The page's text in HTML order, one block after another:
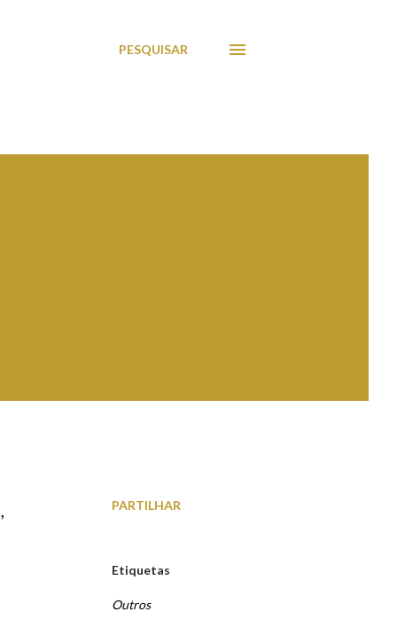
PESQUISAR
PARTILHAR
Etiquetas
Outros